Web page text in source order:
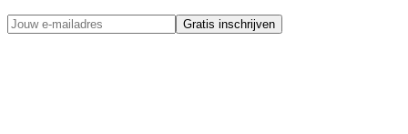
Gratis inschrijven